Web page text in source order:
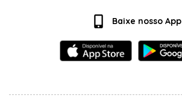
Baixe nosso App